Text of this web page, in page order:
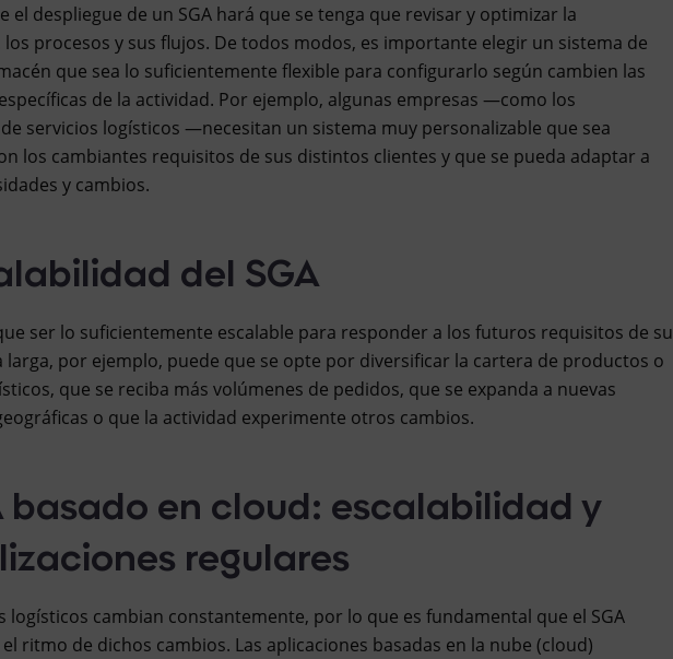
el despliegue de un SGA hará que se tenga que revisar y optimizar la
los procesos y sus flujos. De todos modos, es importante elegir un sistema de
que sea lo suficientemente flexible para configurarlo según cambien las
de la actividad. Por ejemplo, algunas empresas —como los
servicios logísticos —necesitan un sistema muy personalizable que sea
los cambiantes requisitos de sus distintos clientes y que se pueda adaptar a
y cambios.
del SGA
ser lo suficientemente escalable para responder a los futuros requisitos de su
larga, por ejemplo, puede que se opte por diversificar la cartera de productos o
que se reciba más volúmenes de pedidos, que se expanda a nuevas
o que la actividad experimente otros cambios.
basado en cloud: escalabilidad y
regulares
logísticos cambian constantemente, por lo que es fundamental que el SGA
ritmo de dichos cambios. Las aplicaciones basadas en la nube (cloud)